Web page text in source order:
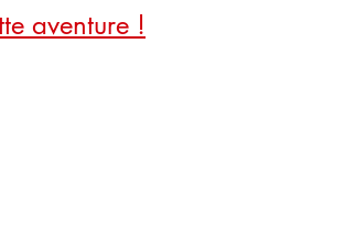
aventure !